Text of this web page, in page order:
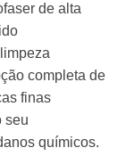
de alta
completa de
finas
seu
químicos.